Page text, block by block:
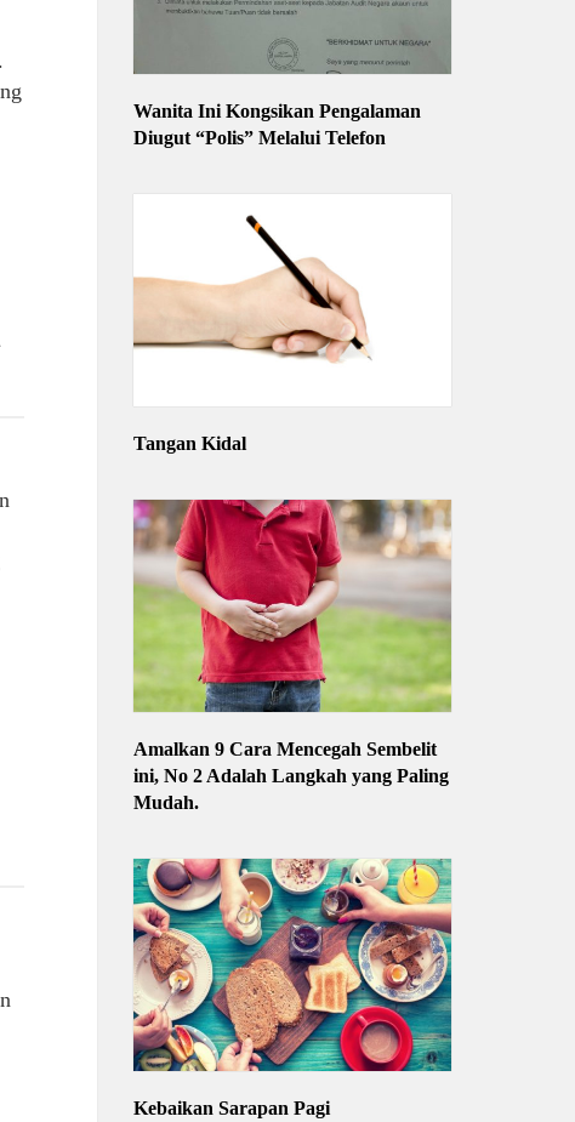
Wanita Ini Kongsikan Pengalaman
Diugut “Polis” Melalui Telefon
Tangan Kidal
Amalkan 9 Cara Mencegah Sembelit
ini, No 2 Adalah Langkah yang Paling
Mudah.
Kebaikan Sarapan Pagi